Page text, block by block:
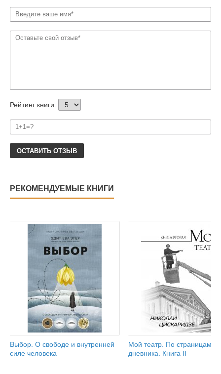
Рейтинг книги:
ОСТАВИТЬ ОТЗЫВ
РЕКОМЕНДУЕМЫЕ КНИГИ
Выбор. О свободе и внутренней
силе человека
Мой театр. По страницам
дневника. Книга II